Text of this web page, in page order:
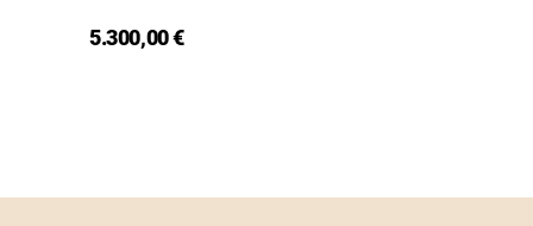
5.300,00 €